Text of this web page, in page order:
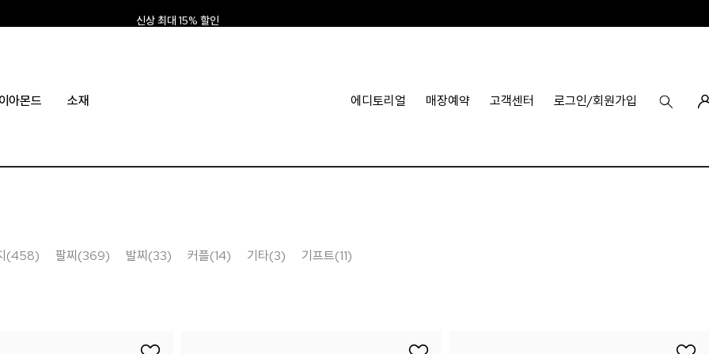
신상 최대 15% 할인
아몬드 소재 에디토리얼 매장예약 고객센터 로그인/회원가입
(458) 팔찌(369) 발찌(33) 커플(14) 기타(3) 기프트(11)